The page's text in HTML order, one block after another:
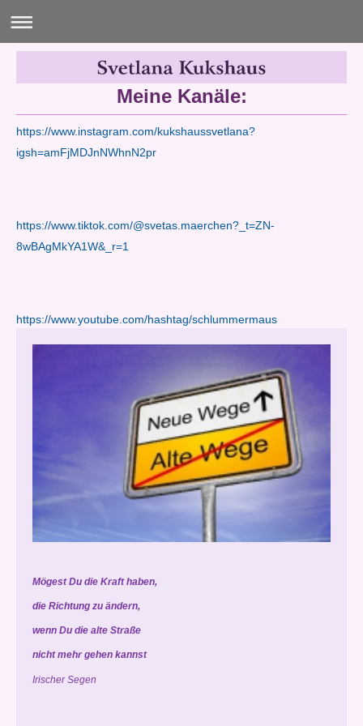
Meine Kanäle:
https://www.instagram.com/kukshaussvetlana?
igsh=amFjMDJnNWhnN2pr
https://www.tiktok.com/@svetas.maerchen?_t=ZN-
8wBAgMkYA1W&_r=1
https://www.youtube.com/hashtag/schlummermaus
Mögest Du die Kraft haben,
die Richtung zu ändern,
wenn Du die alte Straße
nicht mehr gehen kannst
Irischer Segen